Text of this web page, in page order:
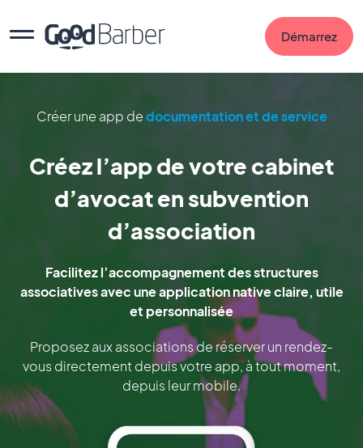
Démarrez
Créer une app dedocumentation et de service
Créez l’app de votre cabinet
d’avocat en subvention
d’association
Facilitez l’accompagnement des structures
associatives avec une application native claire, utile
et personnalisée
Proposez aux associations de réserver un rendez-
vous directement depuis votre app, à tout moment,
depuis leur mobile.